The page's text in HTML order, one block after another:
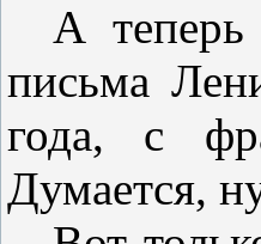
А
письма
года, с
Думается,